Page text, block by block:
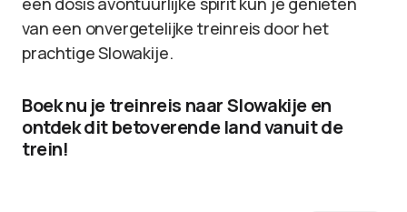
van een onvergetelijke treinreis door het
prachtige Slowakije.
Boek nu je treinreis naar Slowakije en
ontdek dit betoverende land vanuit de
trein!